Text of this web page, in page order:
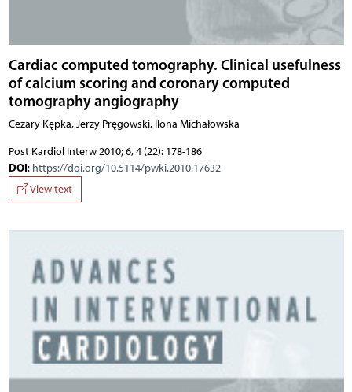
Cardiac computed tomography. Clinical usefulness
of calcium scoring and coronary computed
tomography angiography
Cezary Kępka, Jerzy Pręgowski, Ilona Michałowska
Post Kardiol Interw 2010; 6, 4 (22): 178-186
DOI: https://doi.org/10.5114/pwki.2010.17632
View text